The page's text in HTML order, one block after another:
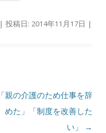
| 投稿日: 2014年11月17日 |
「親の介護のため仕事を辞
めた」「制度を改善した
い」
→